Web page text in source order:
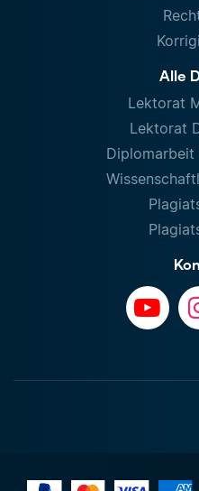
Alle
Lektorat
Lektorat
Diplomarbeit